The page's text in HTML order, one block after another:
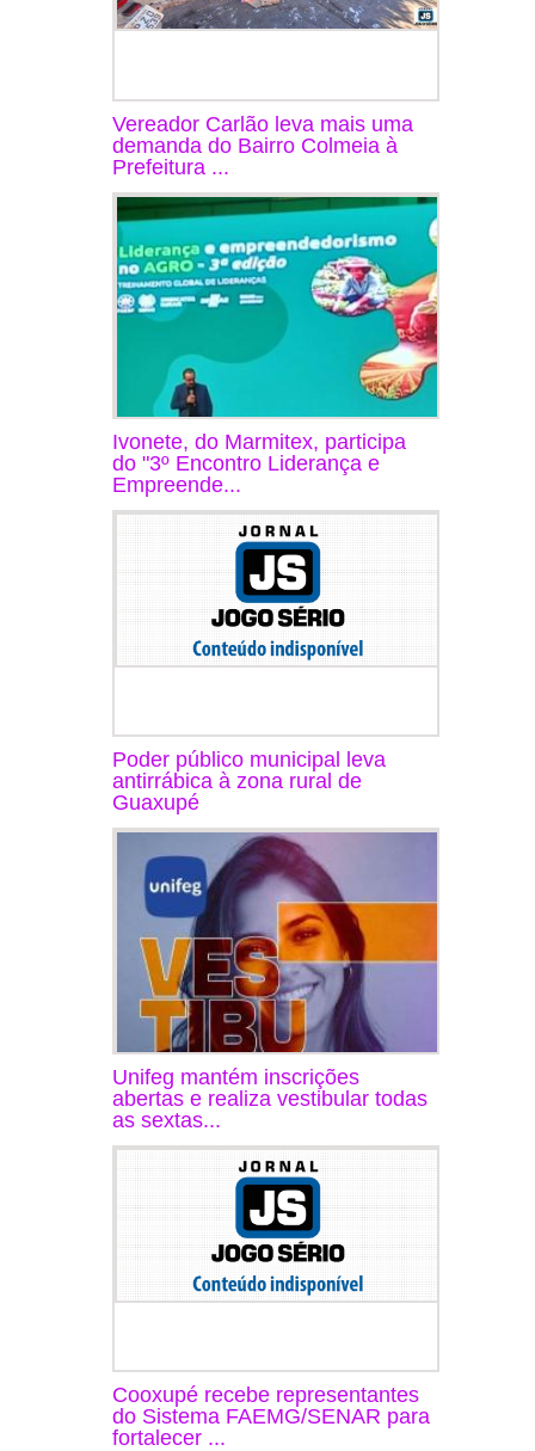
Vereador Carlão leva mais uma
demanda do Bairro Colmeia à
Prefeitura ...
Ivonete, do Marmitex, participa
do "3º Encontro Liderança e
Empreende...
Poder público municipal leva
antirrábica à zona rural de
Guaxupé
Unifeg mantém inscrições
abertas e realiza vestibular todas
as sextas...
Cooxupé recebe representantes
do Sistema FAEMG/SENAR para
fortalecer ...